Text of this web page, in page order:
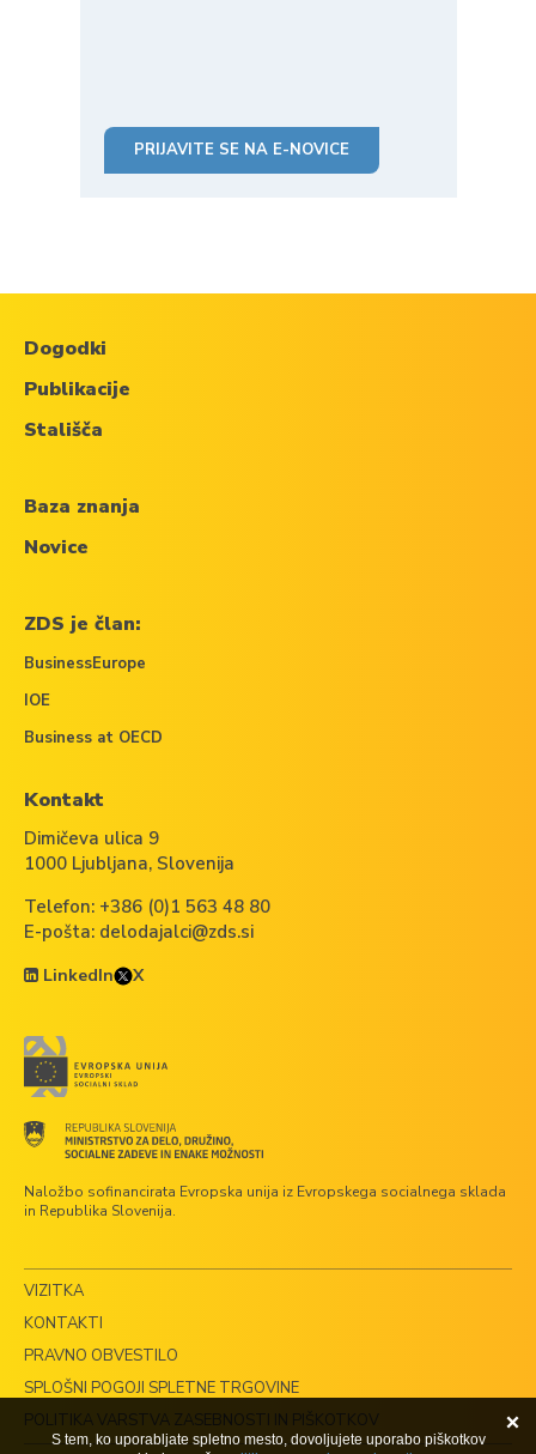
PRIJAVITE SE NA E-NOVICE
Naložbo sofinancirata Evropska unija iz Evropskega socialnega sklada
in Republika Slovenija.
Dogodki
Publikacije
Stališča
Baza znanja
Novice
ZDS je član:
BusinessEurope
IOE
Business at OECD
Kontakt
Dimičeva ulica 9
1000 Ljubljana, Slovenija
Telefon: +386 (0)1 563 48 80
E-pošta: delodajalci@zds.si
LinkedIn X
VIZITKA
KONTAKTI
PRAVNO OBVESTILO
SPLOŠNI POGOJI SPLETNE TRGOVINE
POLITIKA VARSTVA ZASEBNOSTI IN PIŠKOTKOV
S tem, ko uporabljate spletno mesto, dovoljujete uporabo piškotkov